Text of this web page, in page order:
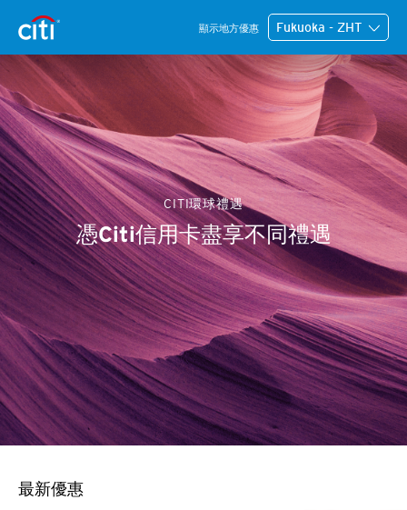
顯示地方優惠 Fukuoka - ZHT
CITI環球禮遇
憑Citi信用卡盡享不同禮遇
最新優惠